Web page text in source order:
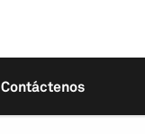
Contáctenos